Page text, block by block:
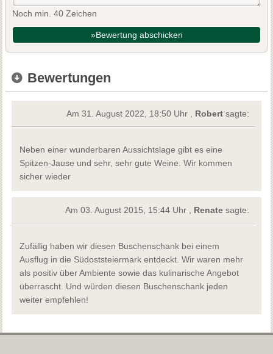
Noch min. 40 Zeichen
»Bewertung abschicken
Bewertungen
Am 31. August 2022, 18:50 Uhr , Robert sagte:
Neben einer wunderbaren Aussichtslage gibt es eine
Spitzen-Jause und sehr, sehr gute Weine. Wir kommen
sicher wieder
Am 03. August 2015, 15:44 Uhr , Renate sagte:
Zufällig haben wir diesen Buschenschank bei einem
Ausflug in die Südoststeiermark entdeckt. Wir waren mehr
als positiv über Ambiente sowie das kulinarische Angebot
überrascht. Und würden diesen Buschenschank jeden
weiter empfehlen!